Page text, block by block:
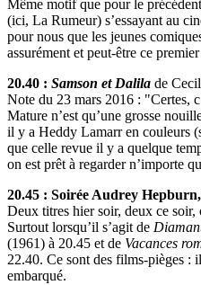
Même motif que pour le
(ici, La Rumeur) s’essayant au
pour nous que les jeunes
assurément et peut-être ce
20.40 : Samson et Dalila de
Note du 23 mars 2016 : "Certes,
Mature n’est qu’une grosse
il y a Heddy Lamarr en couleurs
que celle revue il y a quelque
on est prêt à regarder n’importe
20.45 : Soirée Audrey Hepburn,
Deux titres hier soir, deux ce soir,
Surtout lorsqu’il s’agit de
(1961) à 20.45 et de Vacances
22.40. Ce sont des films-pièges :
embarqué.